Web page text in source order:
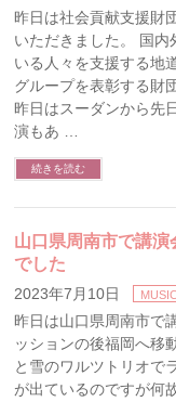
昨日は社会貢献支援財
いただきました。 国内
いる人々を支援する地
グループを表彰する財
昨日はスーダンから先
演もあ …
続きを読む
山口県周南市で講
でした
2023年7月10日
昨日は山口県周南市で
ッションの後福岡へ移
と雪のワルツトリオで
が出ているのですが何